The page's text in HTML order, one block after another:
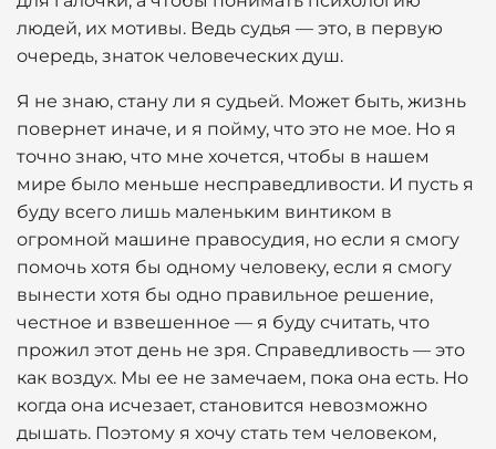
людей, их мотивы. Ведь судья — это, в первую
очередь, знаток человеческих душ.
Я не знаю, стану ли я судьей. Может быть, жизнь
повернет иначе, и я пойму, что это не мое. Но я
точно знаю, что мне хочется, чтобы в нашем
мире было меньше несправедливости. И пусть я
буду всего лишь маленьким винтиком в
огромной машине правосудия, но если я смогу
помочь хотя бы одному человеку, если я смогу
вынести хотя бы одно правильное решение,
честное и взвешенное — я буду считать, что
прожил этот день не зря. Справедливость — это
как воздух. Мы ее не замечаем, пока она есть. Но
когда она исчезает, становится невозможно
дышать. Поэтому я хочу стать тем человеком,